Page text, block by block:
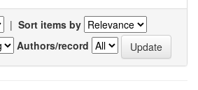
| Sort items by
Authors/record